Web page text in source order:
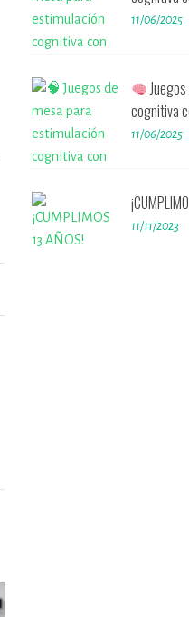
11/06/2025
cognitiva
11/06/2025
11/11/2023